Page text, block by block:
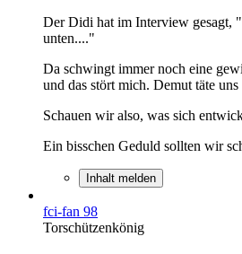
Der Didi hat im Interview gesagt,
unten...."
Da schwingt immer noch eine
und das stört mich. Demut täte
Schauen wir also, was sich
Ein bisschen Geduld sollten wir
Inhalt melden
fci-fan 98
Torschützenkönig